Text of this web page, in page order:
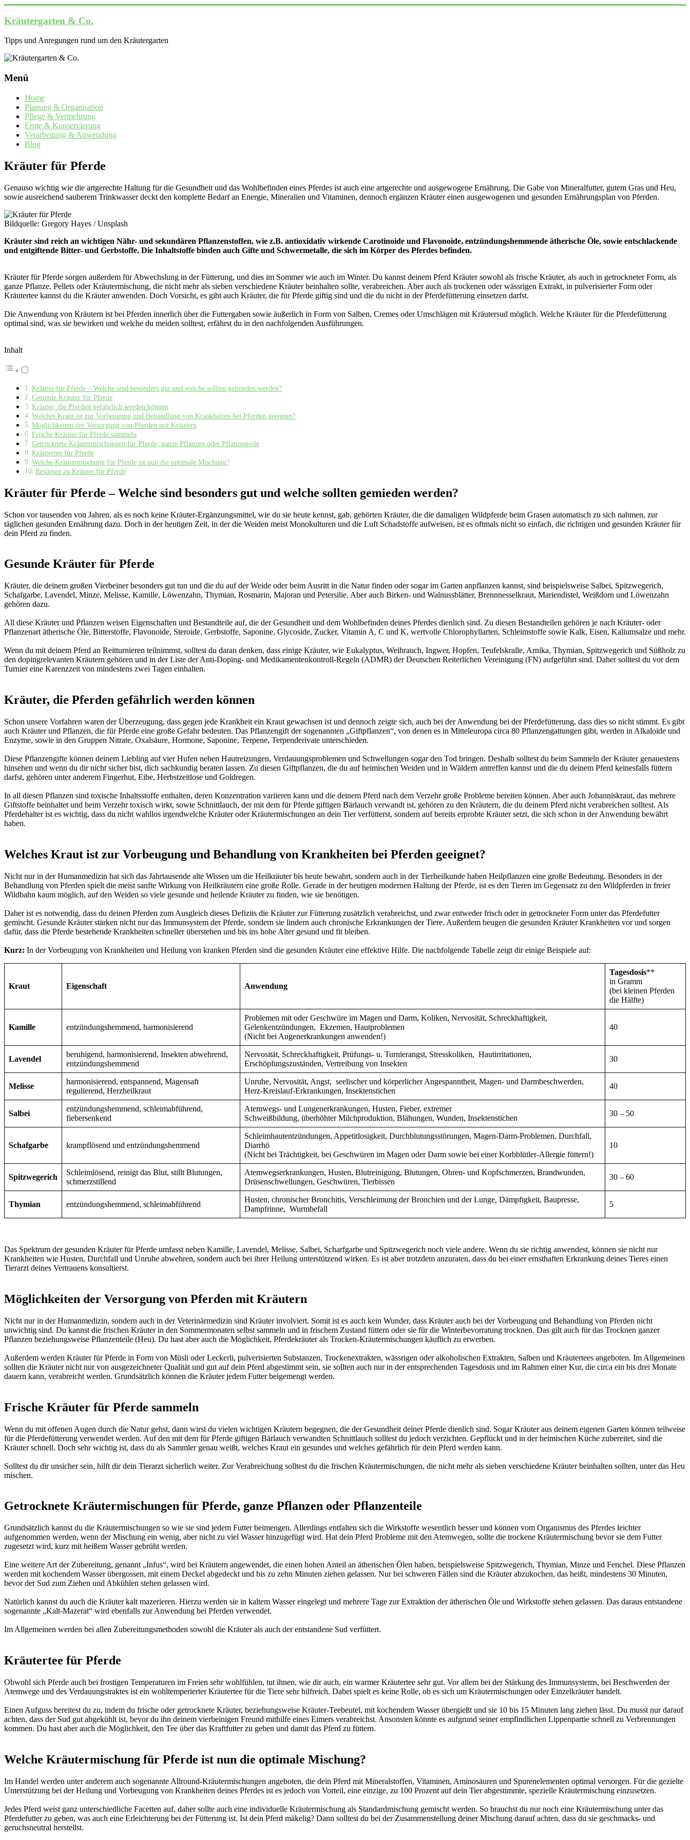
Inhalt
springen
Kräutergarten & Co.
Tipps und Anregungen rund um den Kräutergarten
Menü
Home
Planung & Organisation
Pflege & Vermehrung
Ernte & Konservierung
Verarbeitung & Anwendung
Blog
Kräuter für Pferde
Genauso wichtig wie die artgerechte Haltung für die Gesundheit und das Wohlbefinden eines Pferdes ist auch eine artgerechte und ausgewogene Ernährung. Die Gabe von Mineralfutter, gutem Gras und Heu,
sowie ausreichend sauberem Trinkwasser deckt den komplette Bedarf an Energie, Mineralien und Vitaminen, dennoch ergänzen Kräuter einen ausgewogenen und gesunden Ernährungsplan von Pferden.
Bildquelle: Gregory Hayes / Unsplash
Kräuter sind reich an wichtigen Nähr- und sekundären Pflanzenstoffen, wie z.B. antioxidativ wirkende Carotinoide und Flavonoide, entzündungshemmende ätherische Öle, sowie entschlackende
und entgiftende Bitter- und Gerbstoffe. Die Inhaltstoffe binden auch Gifte und Schwermetalle, die sich im Körper des Pferdes befinden.
Kräuter für Pferde sorgen außerdem für Abwechslung in der Fütterung, und dies im Sommer wie auch im Winter. Du kannst deinem Pferd Kräuter sowohl als frische Kräuter, als auch in getrockneter Form, als
ganze Pflanze, Pellets oder Kräutermischung, die nicht mehr als sieben verschiedene Kräuter beinhalten sollte, verabreichen. Aber auch als trockenen oder wässrigen Extrakt, in pulverisierter Form oder
Kräutertee kannst du die Kräuter anwenden. Doch Vorsicht, es gibt auch Kräuter, die für Pferde giftig sind und die du nicht in der Pferdefütterung einsetzen darfst.
Die Anwendung von Kräutern ist bei Pferden innerlich über die Futtergaben sowie äußerlich in Form von Salben, Cremes oder Umschlägen mit Kräutersud möglich. Welche Kräuter für die Pferdefütterung
optimal sind, was sie bewirken und welche du meiden solltest, erfährst du in den nachfolgenden Ausführungen.
Inhalt
Kräuter für Pferde – Welche sind besonders gut und welche sollten gemieden werden?
Gesunde Kräuter für Pferde
Kräuter, die Pferden gefährlich werden können
Welches Kraut ist zur Vorbeugung und Behandlung von Krankheiten bei Pferden geeignet?
Möglichkeiten der Versorgung von Pferden mit Kräutern
Frische Kräuter für Pferde sammeln
Getrocknete Kräutermischungen für Pferde, ganze Pflanzen oder Pflanzenteile
Kräutertee für Pferde
Welche Kräutermischung für Pferde ist nun die optimale Mischung?
Resümee zu Kräuter für Pferde
Kräuter für Pferde – Welche sind besonders gut und welche sollten gemieden werden?
Schon vor tausenden von Jahren, als es noch keine Kräuter-Ergänzungsmittel, wie du sie heute kennst, gab, gehörten Kräuter, die die damaligen Wildpferde beim Grasen automatisch zu sich nahmen, zur
täglichen gesunden Ernährung dazu. Doch in der heutigen Zeit, in der die Weiden meist Monokulturen und die Luft Schadstoffe aufweisen, ist es oftmals nicht so einfach, die richtigen und gesunden Kräuter für
dein Pferd zu finden.
Gesunde Kräuter für Pferde
Kräuter, die deinem großen Vierbeiner besonders gut tun und die du auf der Weide oder beim Ausritt in die Natur finden oder sogar im Garten anpflanzen kannst, sind beispielsweise Salbei, Spitzwegerich,
Schafgarbe, Lavendel, Minze, Melisse, Kamille, Löwenzahn, Thymian, Rosmarin, Majoran und Petersilie. Aber auch Birken- und Walnussblätter, Brennnesselkraut, Mariendistel, Weißdorn und Löwenzahn
gehören dazu.
All diese Kräuter und Pflanzen weisen Eigenschaften und Bestandteile auf, die der Gesundheit und dem Wohlbefinden deines Pferdes dienlich sind. Zu diesen Bestandteilen gehören je nach Kräuter- oder
Pflanzenart ätherische Öle, Bitterstoffe, Flavonoide, Steroide. Gerbstoffe, Saponine, Glycoside, Zucker, Vitamin A, C und K, wertvolle Chlorophyllarten, Schleimstoffe sowie Kalk, Eisen, Kaliumsalze und mehr.
Wenn du mit deinem Pferd an Reitturnieren teilnimmst, solltest du daran denken, dass einige Kräuter, wie Eukalyptus, Weihrauch, Ingwer, Hopfen, Teufelskralle, Arnika, Thymian, Spitzwegerich und Süßholz zu
den dopingrelevanten Kräutern gehören und in der Liste der Anti-Doping- und Medikamentenkontroll-Regeln (ADMR) der Deutschen Reiterlichen Vereinigung (FN) aufgeführt sind. Daher solltest du vor dem
Turnier eine Karenzzeit von mindestens zwei Tagen einhalten.
Kräuter, die Pferden gefährlich werden können
Schon unsere Vorfahren waren der Überzeugung, dass gegen jede Krankheit ein Kraut gewachsen ist und dennoch zeigte sich, auch bei der Anwendung bei der Pferdefütterung, dass dies so nicht stimmt. Es gibt
auch Kräuter und Pflanzen, die für Pferde eine große Gefahr bedeuten. Das Pflanzengift der sogenannten „Giftpflanzen“, von denen es in Mitteleuropa circa 80 Pflanzengattungen gibt, werden in Alkaloide und
Enzyme, sowie in den Gruppen Nitrate, Oxalsäure, Hormone, Saponine, Terpene, Terpenderivate unterschieden.
Diese Pflanzengifte können deinem Liebling auf vier Hufen neben Hautreizungen, Verdauungsproblemen und Schwellungen sogar den Tod bringen. Deshalb solltest du beim Sammeln der Kräuter genauestens
hinsehen und wenn du dir nicht sicher bist, dich sachkundig beraten lassen. Zu diesen Giftpflanzen, die du auf heimischen Weiden und in Wäldern antreffen kannst und die du deinem Pferd keinesfalls füttern
darfst, gehören unter anderem Fingerhut, Eibe, Herbstzeitlose und Goldregen.
In all diesen Pflanzen sind toxische Inhaltsstoffe enthalten, deren Konzentration variieren kann und die deinem Pferd nach dem Verzehr große Probleme bereiten können. Aber auch Johanniskraut, das mehrere
Giftstoffe beinhaltet und beim Verzehr toxisch wirkt, sowie Schnittlauch, der mit dem für Pferde giftigen Bärlauch verwandt ist, gehören zu den Kräutern, die du deinem Pferd nicht verabreichen solltest. Als
Pferdehalter ist es wichtig, dass du nicht wahllos irgendwelche Kräuter oder Kräutermischungen an dein Tier verfütterst, sondern auf bereits erprobte Kräuter setzt, die sich schon in der Anwendung bewährt
haben.
Welches Kraut ist zur Vorbeugung und Behandlung von Krankheiten bei Pferden geeignet?
Nicht nur in der Humanmedizin hat sich das Jahrtausende alte Wissen um die Heilkräuter bis heute bewahrt, sondern auch in der Tierheilkunde haben Heilpflanzen eine große Bedeutung. Besonders in der
Behandlung von Pferden spielt die meist sanfte Wirkung von Heilkräutern eine große Rolle. Gerade in der heutigen modernen Haltung der Pferde, ist es den Tieren im Gegensatz zu den Wildpferden in freier
Wildbahn kaum möglich, auf den Weiden so viele gesunde und heilende Kräuter zu finden, wie sie benötigen.
Daher ist es notwendig, dass du deinen Pferden zum Ausgleich dieses Defizits die Kräuter zur Fütterung zusätzlich verabreichst, und zwar entweder frisch oder in getrockneter Form unter das Pferdefutter
gemischt. Gesunde Kräuter stärken nicht nur das Immunsystem der Pferde, sondern sie lindern auch chronische Erkrankungen der Tiere. Außerdem beugen die gesunden Kräuter Krankheiten vor und sorgen
dafür, dass die Pferde bestehende Krankheiten schneller überstehen und bis ins hohe Alter gesund und fit bleiben.
Kurz: In der Vorbeugung von Krankheiten und Heilung von kranken Pferden sind die gesunden Kräuter eine effektive Hilfe. Die nachfolgende Tabelle zeigt dir einige Beispiele auf:
Kraut Eigenschaft Anwendung
Tagesdosis**
in Gramm
(bei kleinen Pferden
die Hälfte)
Kamille entzündungshemmend, harmonisierend
Problemen mit oder Geschwüre im Magen und Darm, Koliken, Nervosität, Schreckhaftigkeit,
Gelenkentzündungen, Ekzemen, Hautproblemen
(Nicht bei Augenerkrankungen anwenden!)
40
Lavendel
beruhigend, harmonisierend, Insekten abwehrend,
entzündungshemmend
Nervosität, Schreckhaftigkeit, Prüfungs- u. Turnierangst, Stresskoliken, Hautirritationen,
Erschöpfungszuständen, Vertreibung von Insekten
30
Melisse
harmonisierend, entspannend, Magensaft
regulierend, Herzheilkraut
Unruhe, Nervosität, Angst, seelischer und körperlicher Angespanntheit, Magen- und Darmbeschwerden,
Herz-Kreislauf-Erkrankungen, Insektenstichen
40
Salbei
entzündungshemmend, schleimabführend,
fiebersenkend
Atemwegs- und Lungenerkrankungen, Husten, Fieber, extremer
Schweißbildung, überhöhter Milchproduktion, Blähungen, Wunden, Insektenstichen
30 – 50
Schafgarbe krampflösend und entzündungshemmend
Schleimhautentzündungen, Appetitlosigkeit, Durchblutungsstörungen, Magen-Darm-Problemen, Durchfall,
Diarrhö
(Nicht bei Trächtigkeit, bei Geschwüren im Magen oder Darm sowie bei einer Korbblütler-Allergie füttern!)
10
Spitzwegerich
Schleimlösend, reinigt das Blut, stillt Blutungen,
schmerzstillend
Atemwegserkrankungen, Husten, Blutreinigung, Blutungen, Ohren- und Kopfschmerzen, Brandwunden,
Drüsenschwellungen, Geschwüren, Tierbissen
30 – 60
Thymian entzündungshemmend, schleimabführend
Husten, chronischer Bronchitis, Verschleimung der Bronchien und der Lunge, Dämpfigkeit, Baupresse,
Dampfrinne, Wurmbefall
5
Das Spektrum der gesunden Kräuter für Pferde umfasst neben Kamille, Lavendel, Melisse, Salbei, Scharfgarbe und Spitzwegerich noch viele andere. Wenn du sie richtig anwendest, können sie nicht nur
Krankheiten wie Husten, Durchfall und Unruhe abwehren, sondern auch bei ihrer Heilung unterstützend wirken. Es ist aber trotzdem anzuraten, dass du bei einer ernsthaften Erkrankung deines Tieres einen
Tierarzt deines Vertrauens konsultierst.
Möglichkeiten der Versorgung von Pferden mit Kräutern
Nicht nur in der Humanmedizin, sondern auch in der Veterinärmedizin sind Kräuter involviert. Somit ist es auch kein Wunder, dass Kräuter auch bei der Vorbeugung und Behandlung von Pferden nicht
unwichtig sind. Du kannst die frischen Kräuter in den Sommermonaten selbst sammeln und in frischem Zustand füttern oder sie für die Winterbevorratung trocknen. Das gilt auch für das Trocknen ganzer
Pflanzen beziehungsweise Pflanzenteile (Heu). Du hast aber auch die Möglichkeit, Pferdekräuter als Trocken-Kräutermischungen käuflich zu erwerben.
Außerdem werden Kräuter für Pferde in Form von Müsli oder Leckerli, pulverisierten Substanzen, Trockenextrakten, wässrigen oder alkoholischen Extrakten, Salben und Kräutertees angeboten. Im Allgemeinen
sollten die Kräuter nicht nur von ausgezeichneter Qualität und gut auf dein Pferd abgestimmt sein, sie sollten auch nur in der entsprechenden Tagesdosis und im Rahmen einer Kur, die circa ein bis drei Monate
dauern kann, verabreicht werden. Grundsätzlich können die Kräuter jedem Futter beigemengt werden.
Frische Kräuter für Pferde sammeln
Wenn du mit offenen Augen durch die Natur gehst, dann wirst du vielen wichtigen Kräutern begegnen, die der Gesundheit deiner Pferde dienlich sind. Sogar Kräuter aus deinem eigenen Garten können teilweise
für die Pferdefütterung verwendet werden. Auf den mit dem für Pferde giftigen Bärlauch verwandten Schnittlauch solltest du jedoch verzichten. Gepflückt und in der heimischen Küche zubereitet, sind die
Kräuter schnell. Doch sehr wichtig ist, dass du als Sammler genau weißt, welches Kraut ein gesundes und welches gefährlich für dein Pferd werden kann.
Solltest du dir unsicher sein, hilft dir dein Tierarzt sicherlich weiter. Zur Verabreichung solltest du die frischen Kräutermischungen, die nicht mehr als sieben verschiedene Kräuter beinhalten sollten, unter das Heu
mischen.
Getrocknete Kräutermischungen für Pferde, ganze Pflanzen oder Pflanzenteile
Grundsätzlich kannst du die Kräutermischungen so wie sie sind jedem Futter beimengen. Allerdings entfalten sich die Wirkstoffe wesentlich besser und können vom Organismus des Pferdes leichter
aufgenommen werden, wenn der Mischung ein wenig, aber nicht zu viel Wasser hinzugefügt wird. Hat dein Pferd Probleme mit den Atemwegen, sollte die trockene Kräutermischung bevor sie dem Futter
zugesetzt wird, kurz mit heißem Wasser gebrüht werden.
Eine weitere Art der Zubereitung, genannt „Infus“, wird bei Kräutern angewendet, die einen hohen Anteil an ätherischen Ölen haben, beispielsweise Spitzwegerich, Thymian, Minze und Fenchel. Diese Pflanzen
werden mit kochendem Wasser übergossen, mit einem Deckel abgedeckt und bis zu zehn Minuten ziehen gelassen. Nur bei schweren Fällen sind die Kräuter abzukochen, das heißt, mindestens 30 Minuten,
bevor der Sud zum Ziehen und Abkühlen stehen gelassen wird.
Natürlich kannst du auch die Kräuter kalt mazerieren. Hierzu werden sie in kaltem Wasser eingelegt und mehrere Tage zur Extraktion der ätherischen Öle und Wirkstoffe stehen gelassen. Das daraus entstandene
sogenannte „Kalt-Mazerat“ wird ebenfalls zur Anwendung bei Pferden verwendet.
Im Allgemeinen werden bei allen Zubereitungsmethoden sowohl die Kräuter als auch der entstandene Sud verfüttert.
Kräutertee für Pferde
Obwohl sich Pferde auch bei frostigen Temperaturen im Freien sehr wohlfühlen, tut ihnen, wie dir auch, ein warmer Kräutertee sehr gut. Vor allem bei der Stärkung des Immunsystems, bei Beschwerden der
Atemwege und des Verdauungstraktes ist ein wohltemperierter Kräutertee für die Tiere sehr hilfreich. Dabei spielt es keine Rolle, ob es sich um Kräutermischungen oder Einzelkräuter handelt.
Einen Aufguss bereitest du zu, indem du frische oder getrocknete Kräuter, beziehungsweise Kräuter-Teebeutel, mit kochendem Wasser übergießt und sie 10 bis 15 Minuten lang ziehen lässt. Du musst nur darauf
achten, dass der Sud gut abgekühlt ist, bevor du ihn deinem vierbeinigen Freund mithilfe eines Eimers verabreichst. Ansonsten könnte es aufgrund seiner empfindlichen Lippenpartie schnell zu Verbrennungen
kommen. Du hast aber auch die Möglichkeit, den Tee über das Kraftfutter zu geben und damit das Pferd zu füttern.
Welche Kräutermischung für Pferde ist nun die optimale Mischung?
Im Handel werden unter anderem auch sogenannte Allround-Kräutermischungen angeboten, die dein Pferd mit Mineralstoffen, Vitaminen, Aminosäuren und Spurenelementen optimal versorgen. Für die gezielte
Unterstützung bei der Heilung und Vorbeugung von Krankheiten deines Pferdes ist es jedoch von Vorteil, eine einzige, zu 100 Prozent auf dein Tier abgestimmte, spezielle Kräutermischung einzusetzen.
Jedes Pferd weist ganz unterschiedliche Facetten auf, daher sollte auch eine individuelle Kräutermischung als Standardmischung gemischt werden. So brauchst du nur noch eine Kräutermischung unter das
Pferdefutter zu geben, was auch eine Erleichterung bei der Fütterung ist. Ist dein Pferd mäkelig? Dann solltest du bei der Zusammenstellung deiner Mischung darauf achten, dass du sie geschmacks- und
geruchsneutral herstellst.